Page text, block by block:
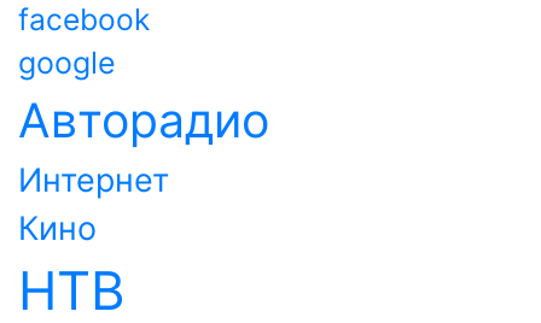
facebook
google
Авторадио
Интернет
Кино
НТВ